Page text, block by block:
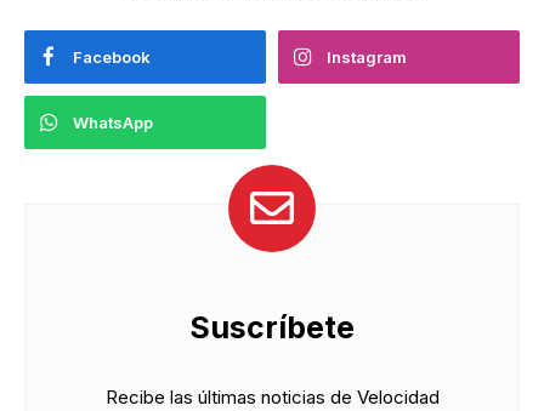
Facebook Instagram
WhatsApp
Suscríbete
Recibe las últimas noticias de Velocidad